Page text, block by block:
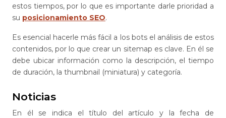
estos tiempos, por lo que es importante darle prioridad a
su posicionamiento SEO.
Es esencial hacerle más fácil a los bots el análisis de estos
contenidos, por lo que crear un sitemap es clave. En él se
debe ubicar información como la descripción, el tiempo
de duración, la thumbnail (miniatura) y categoría.
Noticias
En él se indica el título del artículo y la fecha de